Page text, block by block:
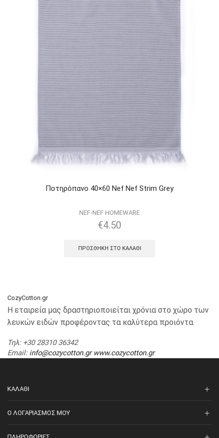
Ποτηρόπανο 40×60 Nef Nef Strim Grey
NEF-NEF HOMEWARE
€4.50
ΠΡΟΣΘΉΚΗ ΣΤΟ ΚΑΛΆΘΙ
CozyCotton.gr
Η εταιρεία μας δραστηριοποιείται χρόνια στο χώρο των
λευκών ειδών προφέροντας τα καλύτερα προιόντα.
Τηλ: +30 28310 36342
Email: info@cozycotton.gr www.cozycotton.gr
ΚΑΛΆΘΙ
O ΛΟΓΑΡΙΑΣΜΌΣ ΜΟΥ